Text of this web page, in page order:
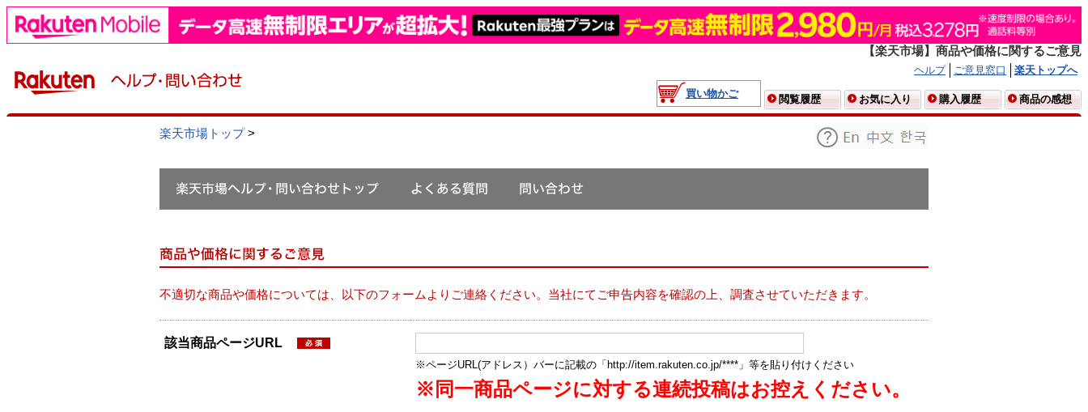
【楽天市場】商品や価格に関するご意見
ヘルプ ご意見窓口
楽天トップへ
買い物かご
閲覧履歴 お気に入り 購入履歴 商品の感想
楽天市場トップ>
不適切な商品や価格については、以下のフォームよりご連絡ください。当社にてご申告内容を確認の上、調査させていただきます。
該当商品ページURL
※ページURL(アドレス）バーに記載の「http://item.rakuten.co.jp/****」等を貼り付けください
※同一商品ページに対する連続投稿はお控えください。